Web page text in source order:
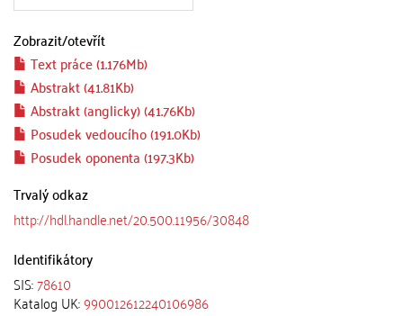
Zobrazit/otevřít
Text práce (1.176Mb)
Abstrakt (41.81Kb)
Abstrakt (anglicky) (41.76Kb)
Posudek vedoucího (191.0Kb)
Posudek oponenta (197.3Kb)
Trvalý odkaz
http://hdl.handle.net/20.500.11956/30848
Identifikátory
SIS:78610
Katalog UK:990012612240106986